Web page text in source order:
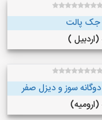
جک پالت
سوز و دیزل صفر